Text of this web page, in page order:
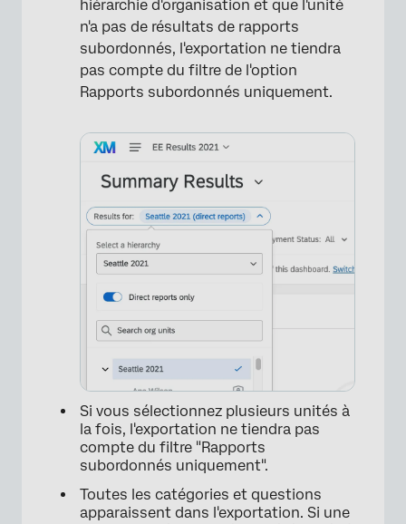
hiérarchie d'organisation et que l'unité
n'a pas de résultats de rapports
subordonnés, l'exportation ne tiendra
pas compte du filtre de l'option
Rapports subordonnés uniquement.
Si vous sélectionnez plusieurs unités à
la fois, l'exportation ne tiendra pas
compte du filtre "Rapports
subordonnés uniquement".
Toutes les catégories et questions
apparaissent dans l'exportation. Si une